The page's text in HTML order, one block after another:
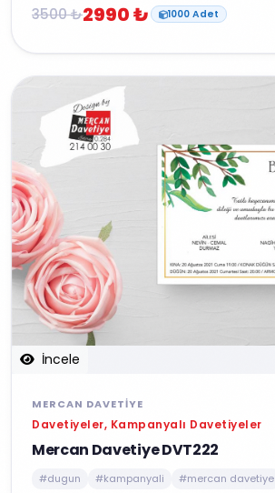
3500 ₺2990 ₺ 1000 Adet
İncele
MERCAN DAVETIYE
Davetiyeler, Kampanyalı Davetiyeler
Mercan Davetiye DVT222
#dugun #kampanyali #mercan davetiye